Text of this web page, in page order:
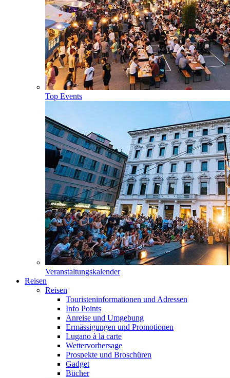
Top Events
Veranstaltungskalender
Reisen
Reisen
Touristeninformationen und Adressen
Info Points
Anreise und Umgebung
Ermässigungen und Promotionen
Lugano à la carte
Wettervorhersage
Prospekte und Broschüren
Gadget
Bücher